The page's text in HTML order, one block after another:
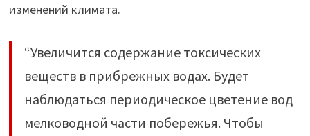
изменений климата.
“Увеличится содержание токсических
веществ в прибрежных водах. Будет
наблюдаться периодическое цветение вод
мелководной части побережья. Чтобы